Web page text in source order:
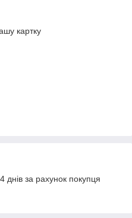
картку
за рахунок покупця